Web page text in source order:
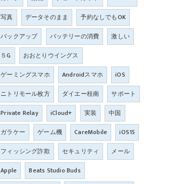
写真
データそのまま
予約なしでもOK
バックアップ
バッテリーの消費
激しい
５G
おおとりウイングス
ゲーミングスマホ
Androidスマホ
iOS
ニトリモール枚方
ダイエー桂南
サポート
Private Relay
iCloud+ 実装
中国
ガラケー
ゲーム機 CareMobile
iOS15
フィッシング詐欺
セキュリティ
メール
Apple
Beats Studio Buds